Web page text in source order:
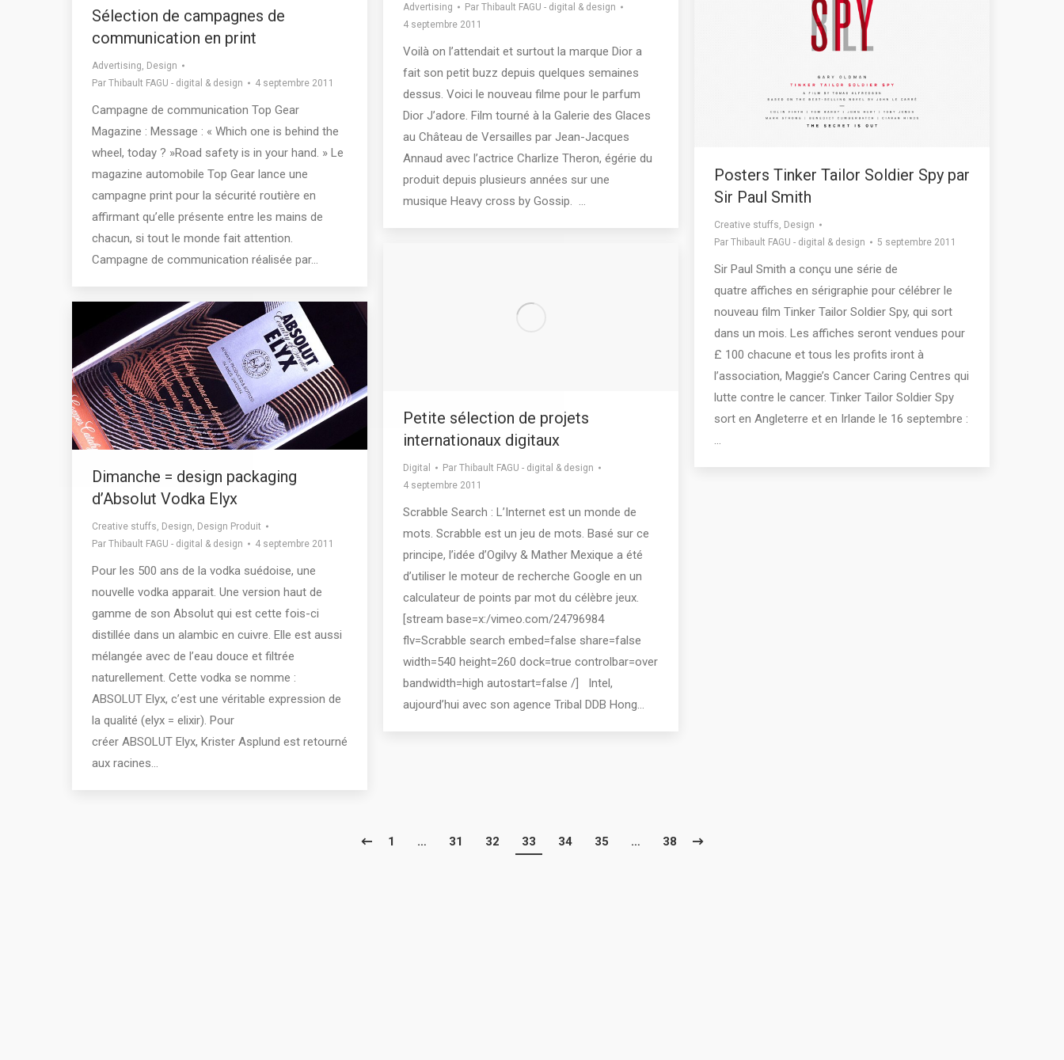
Posters Tinker Tailor Soldier Spy par
Sir Paul Smith
Creative stuffs, Design
Par Thibault FAGU - digital & design 5 septembre 2011
Sir Paul Smith a conçu une série de
quatre affiches en sérigraphie pour célébrer le
nouveau film Tinker Tailor Soldier Spy, qui sort
dans un mois. Les affiches seront vendues pour
£ 100 chacune et tous les profits iront à
l’association, Maggie’s Cancer Caring Centres qui
lutte contre le cancer. Tinker Tailor Soldier Spy
sort en Angleterre et en Irlande le 16 septembre :
…
Advertising Par Thibault FAGU - digital & design
4 septembre 2011
Voilà on l’attendait et surtout la marque Dior a
fait son petit buzz depuis quelques semaines
dessus. Voici le nouveau filme pour le parfum
Dior J’adore. Film tourné à la Galerie des Glaces
au Château de Versailles par Jean-Jacques
Annaud avec l’actrice Charlize Theron, égérie du
produit depuis plusieurs années sur une
musique Heavy cross by Gossip. …
Sélection de campagnes de
communication en print
Advertising Design
Par Thibault FAGU - digital & design 4 septembre 2011
Campagne de communication Top Gear
Magazine : Message : « Which one is behind the
wheel, today ? »Road safety is in your hand. » Le
magazine automobile Top Gear lance une
campagne print pour la sécurité routière en
affirmant qu’elle présente entre les mains de
chacun, si tout le monde fait attention.
Campagne de communication réalisée par…
Petite sélection de projets
internationaux digitaux
Digital Par Thibault FAGU - digital & design
4 septembre 2011
Scrabble Search : L’Internet est un monde de
mots. Scrabble est un jeu de mots. Basé sur ce
principe, l’idée d’Ogilvy & Mather Mexique a été
d’utiliser le moteur de recherche Google en un
calculateur de points par mot du célèbre jeux.
[stream base=x:/vimeo.com/24796984
flv=Scrabble search embed=false share=false
width=540 height=260 dock=true controlbar=over
bandwidth=high autostart=false /] Intel,
aujourd’hui avec son agence Tribal DDB Hong…
Dimanche = design packaging
d’Absolut Vodka Elyx
Creative stuffs Design Design Produit
Par Thibault FAGU - digital & design 4 septembre 2011
Pour les 500 ans de la vodka suédoise, une
nouvelle vodka apparait. Une version haut de
gamme de son Absolut qui est cette fois-ci
distillée dans un alambic en cuivre. Elle est aussi
mélangée avec de l’eau douce et filtrée
naturellement. Cette vodka se nomme :
ABSOLUT Elyx, c’est une véritable expression de
la qualité (elyx = elixir). Pour
créer ABSOLUT Elyx, Krister Asplund est retourné
aux racines…
1 … 31 32 33 34 35 … 38